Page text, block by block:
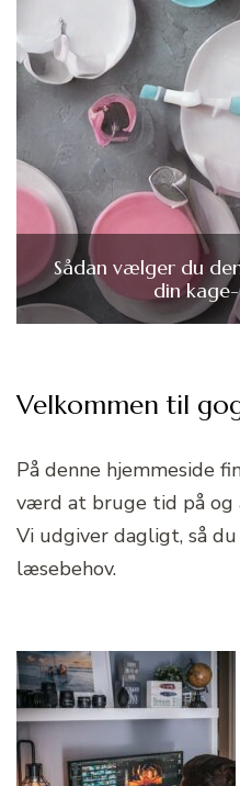
Sådan vælger du
din
Velkommen til
På denne hjemmeside
værd at bruge tid på og
Vi udgiver dagligt, så
læsebehov.